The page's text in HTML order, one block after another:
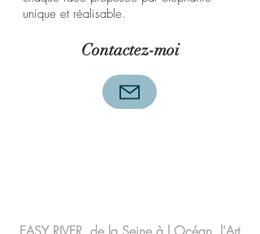
unique et réalisable.
Contactez-moi